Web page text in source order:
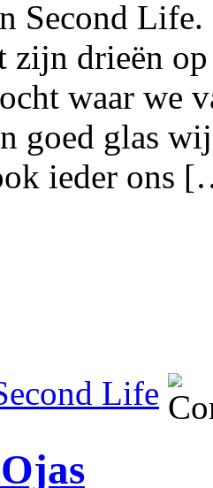
Second
zijn drieën
waar we
goed glas
ieder ons
Life